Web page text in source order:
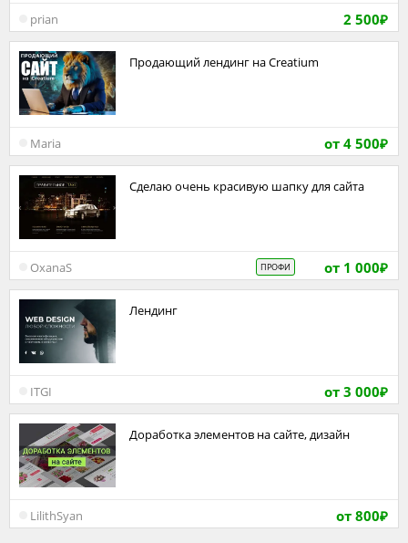
2 500₽
prian
Продающий лендинг на Creatium
от 4 500₽
Maria
Сделаю очень красивую шапку для сайта
от 1 000₽
ПРОФИ
OxanaS
Лендинг
от 3 000₽
ITGI
Доработка элементов на сайте, дизайн
от 800₽
LilithSyan